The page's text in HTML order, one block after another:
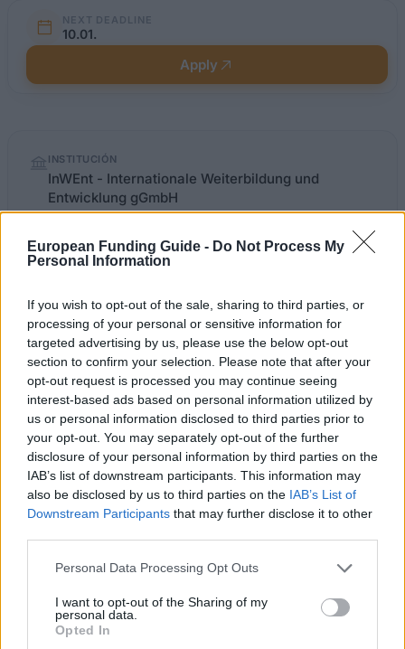
European Funding Guide - Do Not Process My
Personal Information
If you wish to opt-out of the sale, sharing to third parties, or
processing of your personal or sensitive information for
targeted advertising by us, please use the below opt-out
section to confirm your selection. Please note that after your
opt-out request is processed you may continue seeing
interest-based ads based on personal information utilized by
us or personal information disclosed to third parties prior to
your opt-out. You may separately opt-out of the further
disclosure of your personal information by third parties on the
IAB’s list of downstream participants. This information may
also be disclosed by us to third parties on the IAB’s List of
Downstream Participants that may further disclose it to other
Please note that this website/app uses one or more Google
not limited to your visit or usage behaviour. You may click to
grant or deny consent to Google and its third-party tags to
use your data for below specified purposes in below Google
Personal Data Processing Opt Outs
I want to opt-out of the Sharing of my
personal data.
Opted In
NEXT DEADLINE
10.01.
Apply
factsINSTITUCIÓN
InWEnt - Internationale Weiterbildung und
Entwicklung gGmbH
PROGRAM
ASA-Programm - Basisprogramm (6 Monate)
k. A.
CORREO ELECTRÓNICO
info@asa-programm.de
OFFICIAL
WEBSITE
asa-
programm.de/teilnahme/teilprogramme/sued-
nord-programm.html
Descripción general